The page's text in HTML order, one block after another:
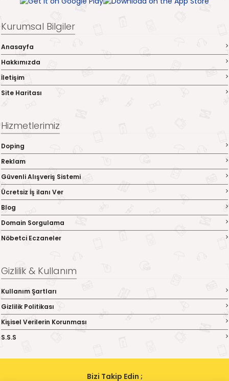
Kurumsal Bilgiler
Anasayfa
Hakkımızda
İletişim
Site Haritası
Hizmetlerimiz
Doping
Reklam
Güvenli Alışveriş Sistemi
Ücretsiz İş ilanı Ver
Blog
Domain Sorgulama
Nöbetci Eczaneler
Gizlilik & Kullanım
Kullanım Şartları
Gizlilik Politikası
Kişisel Verilerin Korunması
S.S.S
Bizi Takip Edin ;